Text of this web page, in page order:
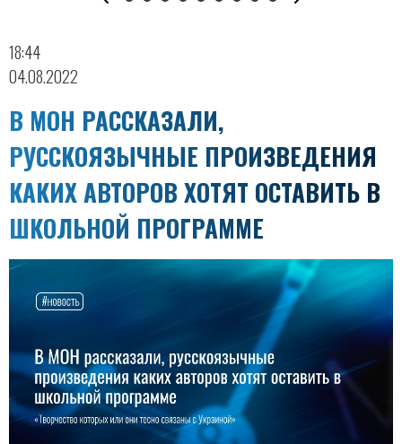
18:44
04.08.2022
В МОН РАССКАЗАЛИ,
РУССКОЯЗЫЧНЫЕ ПРОИЗВЕДЕНИЯ
КАКИХ АВТОРОВ ХОТЯТ ОСТАВИТЬ В
ШКОЛЬНОЙ ПРОГРАММЕ